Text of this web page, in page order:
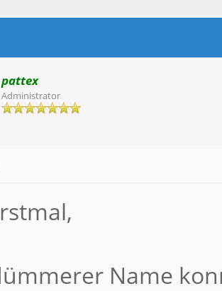
pattex
Administrator
Name